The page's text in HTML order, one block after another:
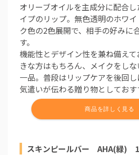
オリーブオイルを主成分に配合
イプのリップ。無色透明のホワ
ク色の2色展開で、相手の好みに
す。
機能性とデザイン性を兼ね備え
きな方はもちろん、メイクをし
一品。普段はリップケアを後回し
気遣いが伝わる贈り物としておす
スキンピールバー AHA(緑)